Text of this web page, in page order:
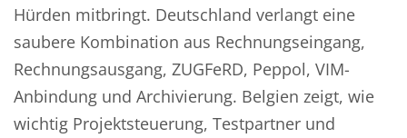
Hürden mitbringt. Deutschland verlangt eine
saubere Kombination aus Rechnungseingang,
Rechnungsausgang, ZUGFeRD, Peppol, VIM-
Anbindung und Archivierung. Belgien zeigt, wie
wichtig Projektsteuerung, Testpartner und